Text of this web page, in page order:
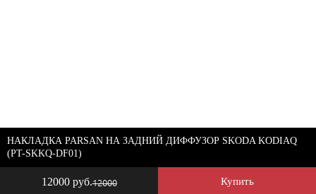
12000 руб.12000 Купить
НАКЛАДКА PARSAN НА ЗАДНИЙ ДИФФУЗОР SKODA KODIAQ
(PT-SKKQ-DF01)